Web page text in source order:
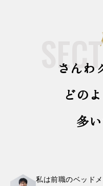
さんわ
どの
多
私は前職のベッド